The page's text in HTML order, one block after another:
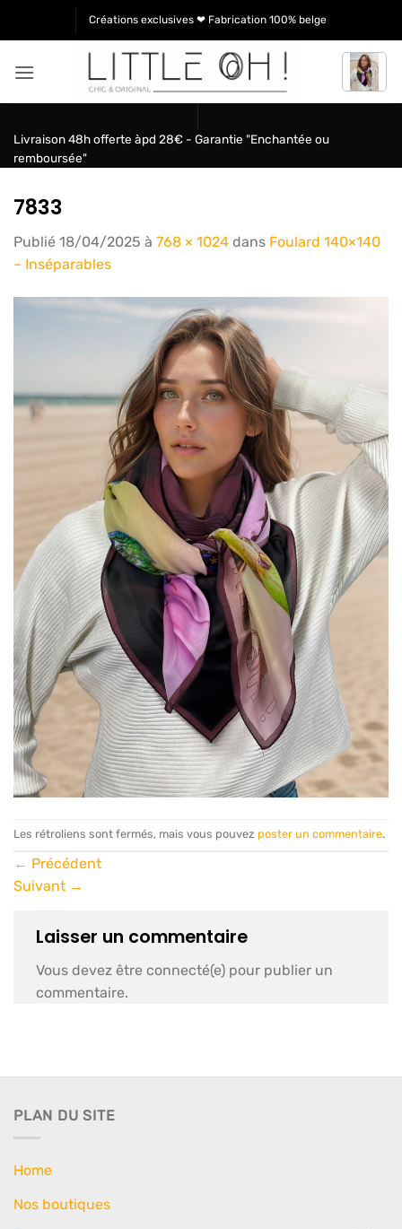
Créations exclusives ❤ Fabrication 100% belge
Livraison 48h offerte àpd 28€ - Garantie "Enchantée ou
remboursée"
7833
Publié 18/04/2025 à 768 × 1024 dans Foulard 140×140
– Inséparables
Les rétroliens sont fermés, mais vous pouvez poster un commentaire.
← Précédent
Suivant →
Laisser un commentaire
Vous devez être connecté(e) pour publier un
commentaire.
PLAN DU SITE
Home
Nos boutiques